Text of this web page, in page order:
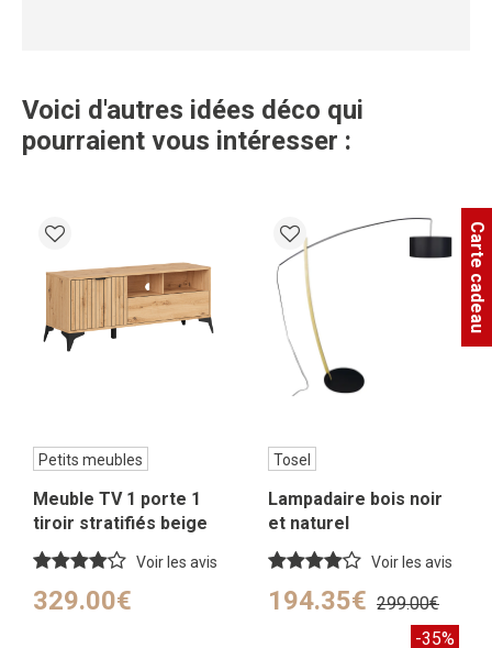
Voici d'autres idées déco qui
pourraient vous intéresser :
Petits meubles
Meuble TV 1 porte 1
tiroir stratifiés beige
Voir les avis
329.00€
Tosel
Lampadaire bois noir
et naturel
Voir les avis
194.35€ 299.00€
-35%
Carte cadeau